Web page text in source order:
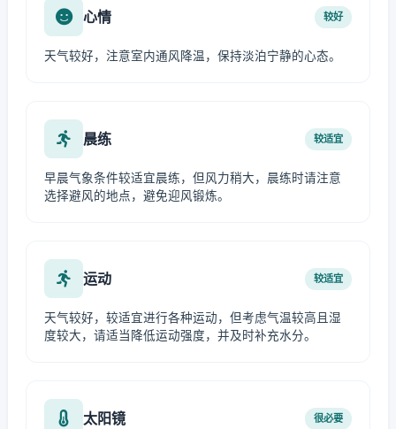
心情 较好
天气较好，注意室内通风降温，保持淡泊宁静的心态。
晨练 较适宜
早晨气象条件较适宜晨练，但风力稍大，晨练时请注意
选择避风的地点，避免迎风锻炼。
运动 较适宜
天气较好，较适宜进行各种运动，但考虑气温较高且湿
度较大，请适当降低运动强度，并及时补充水分。
太阳镜 很必要